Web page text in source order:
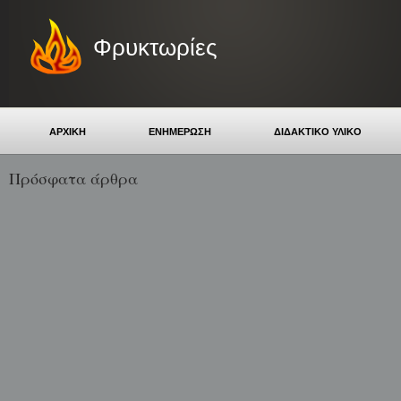
Φρυκτωρίες
ΑΡΧΙΚΗ ΕΝΗΜΕΡΩΣΗ ΔΙΔΑΚΤΙΚΟ ΥΛΙΚΟ
Πρόσφατα άρθρα